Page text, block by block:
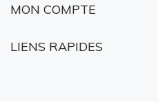
MON COMPTE
LIENS RAPIDES